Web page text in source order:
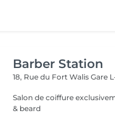
Barber Station
18, Rue du Fort WalisGare
Salon de coiffure
& beard